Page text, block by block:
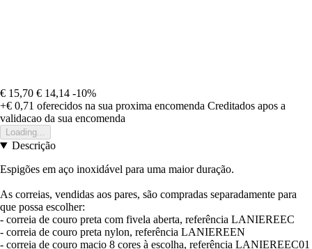
€ 15,70 € 14,14 -10%
+€ 0,71 oferecidos na sua proxima encomenda Creditados apos a
validacao da sua encomenda
Loading...
Descrição
Espigões em aço inoxidável para uma maior duração.
As correias, vendidas aos pares, são compradas separadamente para
que possa escolher:
- correia de couro preta com fivela aberta, referência LANIEREEC
- correia de couro preta nylon, referência LANIEREEN
- correia de couro macio 8 cores à escolha, referência LANIEREEC01